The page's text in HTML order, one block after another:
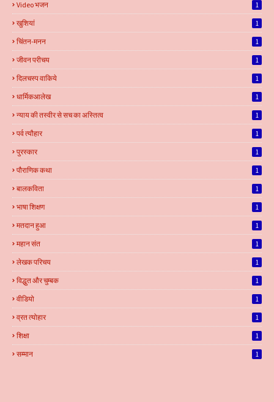
Video भजन 1
खुशियां 1
चिंतन-मनन 1
जीवन परीचय 1
दिलचस्प वाकिये 1
धार्मिकआलेख 1
न्याय की तस्वीर से सच का अस्तित्व 1
पर्व त्यौहार 1
पुरस्कार 1
पौराणिक कथा 1
बालकविता 1
भाषा शिक्षण 1
मतदान हुआ 1
महान संत 1
लेखक परिचय 1
विद्धुत और चुम्बक 1
वीडियो 1
व्रत त्योहार 1
शिक्षा 1
सम्मान 1